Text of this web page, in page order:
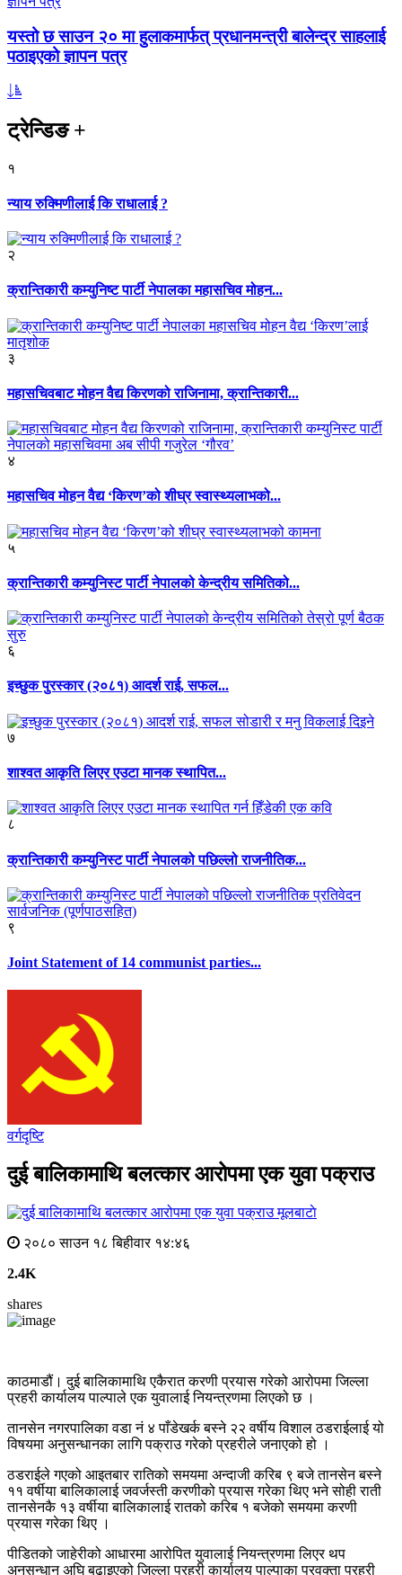
यस्तो छ साउन २० मा हुलाकमार्फत् प्रधानमन्त्री बालेन्द्र साहलाई
पठाइएको ज्ञापन पत्र
ट्रेन्डिङ+
१
न्याय रुक्मिणीलाई कि राधालाई ?
२
क्रान्तिकारी कम्युनिष्ट पार्टी नेपालका महासचिव मोहन...
३
महासचिवबाट मोहन वैद्य किरणको राजिनामा, क्रान्तिकारी...
४
महासचिव मोहन वैद्य ‘किरण’को शीघ्र स्वास्थ्यलाभको...
५
क्रान्तिकारी कम्युनिस्ट पार्टी नेपालको केन्द्रीय समितिको...
६
इच्छुक पुरस्कार (२०८१) आदर्श राई, सफल...
७
शाश्वत आकृति लिएर एउटा मानक स्थापित...
८
क्रान्तिकारी कम्युनिस्ट पार्टी नेपालको पछिल्लो राजनीतिक...
९
Joint Statement of 14 communist parties...
वर्गदृष्टि
दुई बालिकामाथि बलत्कार आरोपमा एक युवा पक्राउ
मूलबाटाे
२०८० साउन १८ बिहीवार १४:४६
2.4K
shares
काठमाडौं। दुई बालिकामाथि एकैरात करणी प्रयास गरेको आरोपमा जिल्ला
प्रहरी कार्यालय पाल्पाले एक युवालाई नियन्त्रणमा लिएको छ ।
तानसेन नगरपालिका वडा नं ४ पाँडेखर्क बस्ने २२ वर्षीय विशाल ठडराईलाई यो
विषयमा अनुसन्धानका लागि पक्राउ गरेको प्रहरीले जनाएको हो ।
ठडराईले गएको आइतबार रातिको समयमा अन्दाजी करिब ९ बजे तानसेन बस्ने
११ वर्षीया बालिकालाई जवर्जस्ती करणीको प्रयास गरेका थिए भने सोही राती
तानसेनकै १३ वर्षीया बालिकालाई रातको करिब १ बजेको समयमा करणी
प्रयास गरेका थिए ।
पीडितको जाहेरीको आधारमा आरोपित युवालाई नियन्त्रणमा लिएर थप
अनुसन्धान अघि बढाइएको जिल्ला प्रहरी कार्यालय पाल्पाका प्रवक्ता प्रहरी